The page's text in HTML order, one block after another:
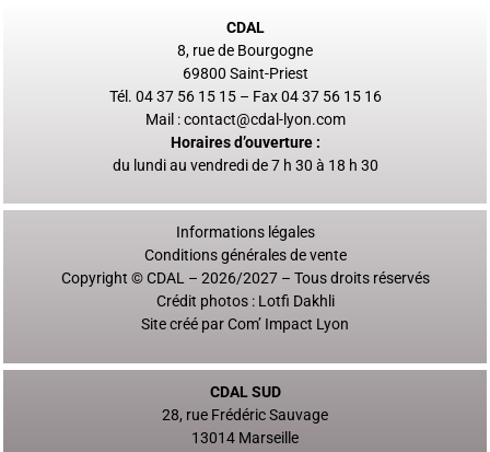
CDAL
8, rue de Bourgogne
69800 Saint-Priest
Tél. 04 37 56 15 15 – Fax 04 37 56 15 16
Mail :contact@cdal-lyon.com
Horaires d’ouverture :
du lundi au vendredi de 7 h 30 à 18 h 30
Informations légales
Conditions générales de vente
Copyright © CDAL – 2026/2027 – Tous droits réservés
Crédit photos : Lotfi Dakhli
Site créé parCom’ Impact Lyon
CDAL SUD
28, rue Frédéric Sauvage
13014 Marseille